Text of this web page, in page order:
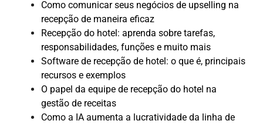
Como comunicar seus negócios de upselling na
recepção de maneira eficaz
Recepção do hotel: aprenda sobre tarefas,
responsabilidades, funções e muito mais
Software de recepção de hotel: o que é, principais
recursos e exemplos
O papel da equipe de recepção do hotel na
gestão de receitas
Como a IA aumenta a lucratividade da linha de